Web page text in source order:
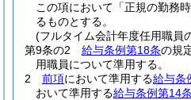
この項において「正規の勤務
るものとする。
(フルタイム会計年度任用職員
第9条の2
給与条例第18条の規
用職員について準用する。
2
前項において準用する給与条
おいて準用する給与条例第14